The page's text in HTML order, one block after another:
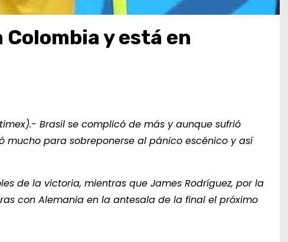
y está en
Brasil se complicó de más y aunque sufrió
para sobreponerse al pánico escénico y así
de la victoria, mientras que James Rodríguez, por la
con Alemania en la antesala de la final el próximo